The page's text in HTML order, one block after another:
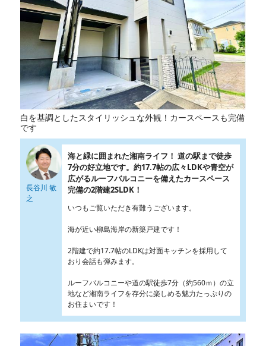
白を基調としたスタイリッシュな外観！カースペースも完備
です
長谷川 敏
之
海と緑に囲まれた湘南ライフ！ 道の駅まで徒歩
7分の好立地です。約17.7帖の広々LDKや青空が
広がるルーフバルコニーを備えたカースペース
完備の2階建2SLDK！
いつもご覧いただき有難うございます。
海が近い柳島海岸の新築戸建です！
2階建で約17.7帖のLDKは対面キッチンを採用して
おり会話も弾みます。
ルーフバルコニーや道の駅徒歩7分（約560ｍ）の立
地など湘南ライフを存分に楽しめる魅力たっぷりの
お住まいです！